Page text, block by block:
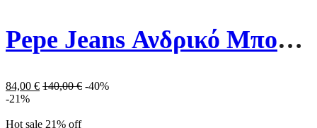
Pepe Jeans Ανδρικό Μπουφάν Puffer PM402864-692 Πράσινο
84,00 € 140,00€ -40%
-21%
Hot sale 21% off